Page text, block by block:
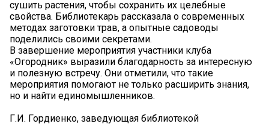
сушить растения, чтобы сохранить их целебные
свойства. Библиотекарь рассказала о современных
методах заготовки трав, а опытные садоводы
поделились своими секретами.
В завершение мероприятия участники клуба
«Огородник» выразили благодарность за интересную
и полезную встречу. Они отметили, что такие
мероприятия помогают не только расширить знания,
но и найти единомышленников.
Г.И. Гордиенко, заведующая библиотекой